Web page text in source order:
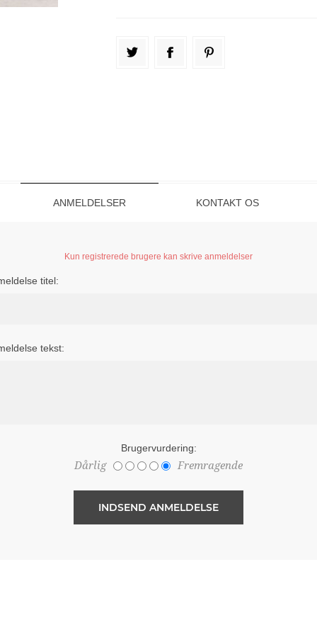
ANMELDELSER KONTAKT OS
Kun registrerede brugere kan skrive anmeldelser
titel:
tekst:
Brugervurdering:
Dårlig Fremragende